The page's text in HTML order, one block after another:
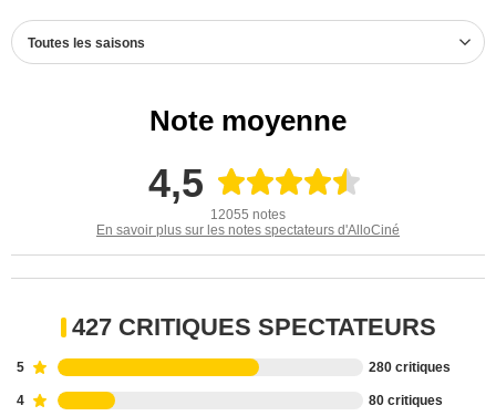
Toutes les saisons
Note moyenne
4,5
12055 notes
En savoir plus sur les notes spectateurs d'AlloCiné
427 CRITIQUES SPECTATEURS
5 280 critiques
4 80 critiques